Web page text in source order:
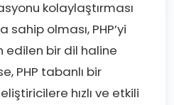
kolaylaştırması
olması, PHP’yi
edilen bir dil haline
PHP tabanlı bir
hızlı ve etkili